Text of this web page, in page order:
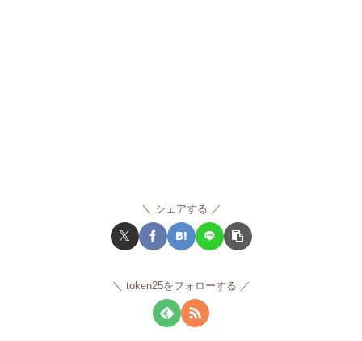
シェアする
token25をフォローする